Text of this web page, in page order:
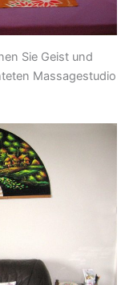
Sie Geist und
Massagestudio